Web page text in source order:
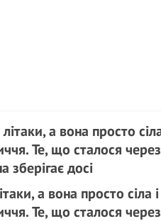
а вона просто сіла і
Те, що сталося через